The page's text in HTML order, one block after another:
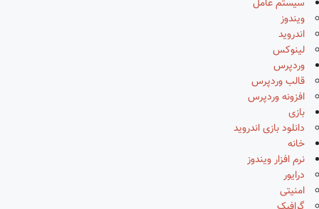
سیستم عامل
ویندوز
اندروید
لینوکس
وردپرس
قالب وردپرس
افزونه وردپرس
بازی
دانلود بازی اندروید
خانه
نرم افزار ویندوز
درایور
امنیتی